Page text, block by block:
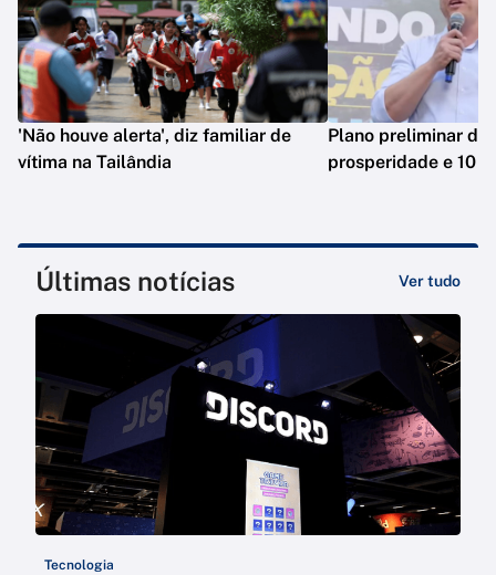
'Não houve alerta', diz familiar de
vítima na Tailândia
Plano preliminar de
prosperidade e 10
Últimas notícias Ver tudo
Tecnologia